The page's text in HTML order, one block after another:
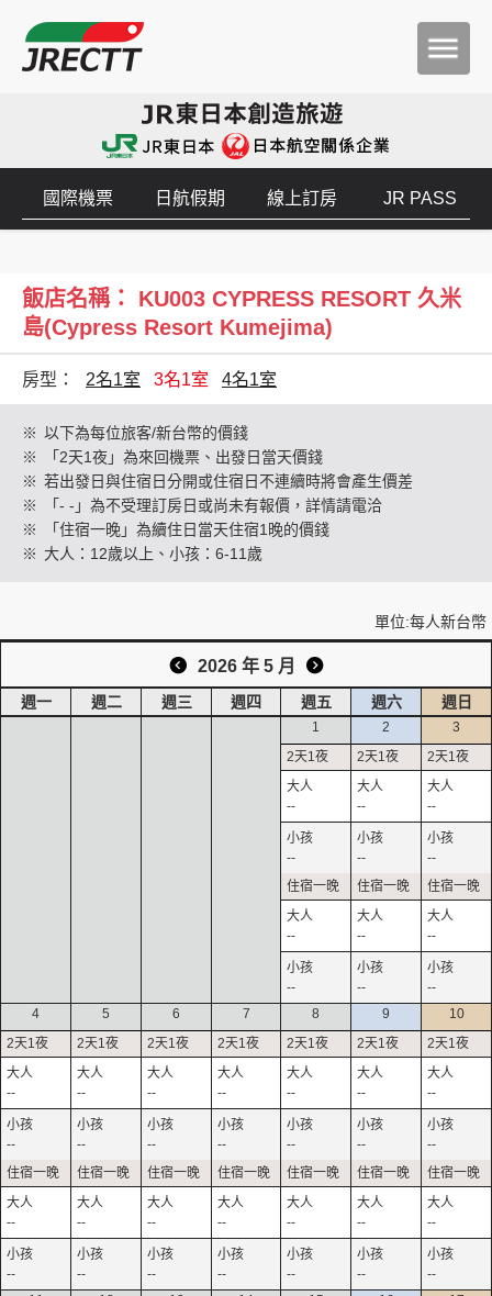
國際機票 日航假期 線上訂房 JR PASS
飯店名稱： KU003 CYPRESS RESORT 久米
島(Cypress Resort Kumejima)
房型： 2名1室 3名1室 4名1室
※ 以下為每位旅客/新台幣的價錢
※
「2天1夜」為來回機票、出發日當天價錢
※ 若出發日與住宿日分開或住宿日不連續時將會產生價差
※
「- -」為不受理訂房日或尚未有報價，詳情請電洽
※
「住宿一晚」為續住日當天住宿1晚的價錢
※ 大人：12歲以上、小孩：6-11歲
單位:每人新台幣
2026 年 5 月
週一 週二 週三 週四 週五 週六 週日
1
--
--
--
--
2
--
--
--
--
3
--
--
--
--
4
--
--
--
--
5
--
--
--
--
6
--
--
--
--
7
--
--
--
--
8
--
--
--
--
9
--
--
--
--
10
--
--
--
--